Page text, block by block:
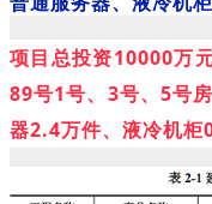
项目总投资10000万
89号1号、3号、5号
器2.4万件、液冷机柜